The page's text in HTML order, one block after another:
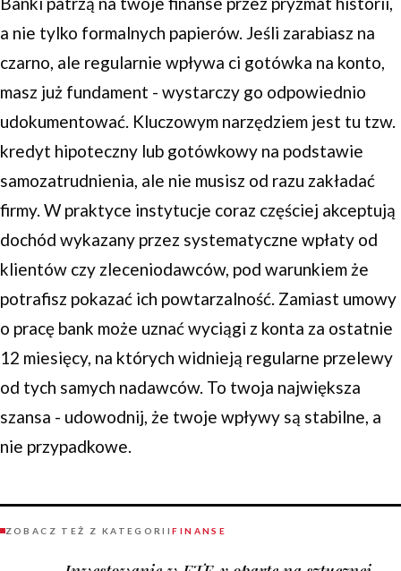
a nie tylko formalnych papierów. Jeśli zarabiasz na
czarno, ale regularnie wpływa ci gotówka na konto,
masz już fundament - wystarczy go odpowiednio
udokumentować. Kluczowym narzędziem jest tu tzw.
kredyt hipoteczny lub gotówkowy na podstawie
samozatrudnienia, ale nie musisz od razu zakładać
firmy. W praktyce instytucje coraz częściej akceptują
dochód wykazany przez systematyczne wpłaty od
klientów czy zleceniodawców, pod warunkiem że
potrafisz pokazać ich powtarzalność. Zamiast umowy
o pracę bank może uznać wyciągi z konta za ostatnie
12 miesięcy, na których widnieją regularne przelewy
od tych samych nadawców. To twoja największa
szansa - udowodnij, że twoje wpływy są stabilne, a
nie przypadkowe.
ZOBACZ TEŻ Z KATEGORIIFINANSE